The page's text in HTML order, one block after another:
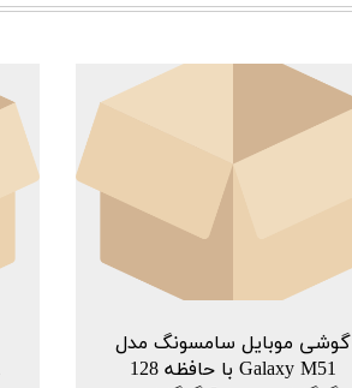
گوشی موبایل سامسونگ مدل
Galaxy M51 با حافظه 128